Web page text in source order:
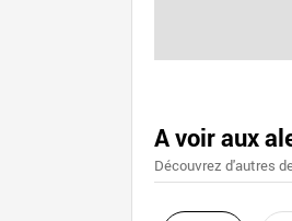
A voir aux
Découvrez d'autres